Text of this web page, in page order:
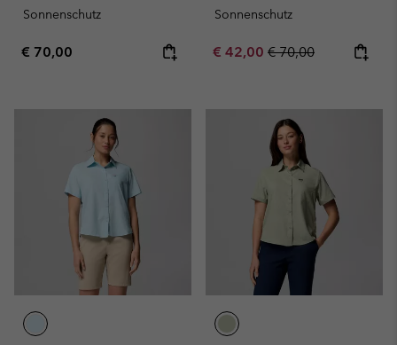
Sonnenschutz
Regular price:
€ 70,00
Sonnenschutz
Sale price:
€ 42,00 Regular price:
€ 70,00